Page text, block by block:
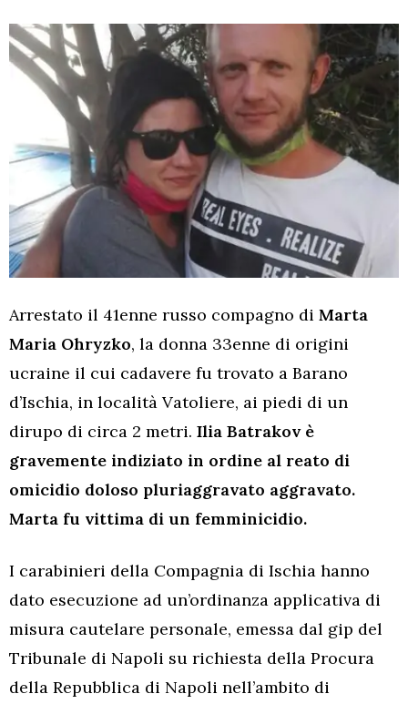
Arrestato il 41enne russo compagno di Marta
Maria Ohryzko, la donna 33enne di origini
ucraine il cui cadavere fu trovato a Barano
d’Ischia, in località Vatoliere, ai piedi di un
dirupo di circa 2 metri. Ilia Batrakov è
gravemente indiziato in ordine al reato di
omicidio doloso pluriaggravato aggravato.
Marta fu vittima di un femminicidio.
I carabinieri della Compagnia di Ischia hanno
dato esecuzione ad un’ordinanza applicativa di
misura cautelare personale, emessa dal gip del
Tribunale di Napoli su richiesta della Procura
della Repubblica di Napoli nell’ambito di